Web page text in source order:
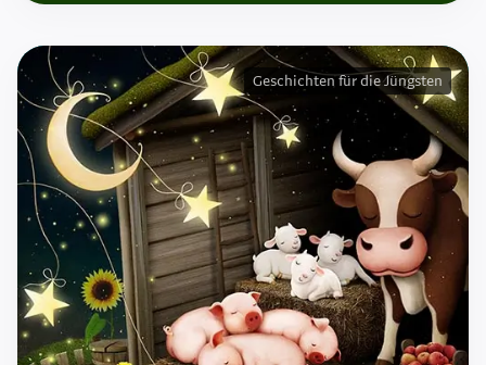
Geschichten für die Jüngsten